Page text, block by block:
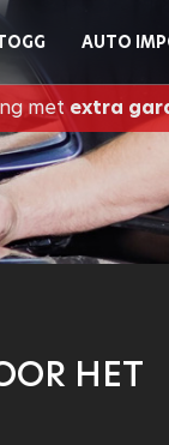
AUTO
met extra
HET